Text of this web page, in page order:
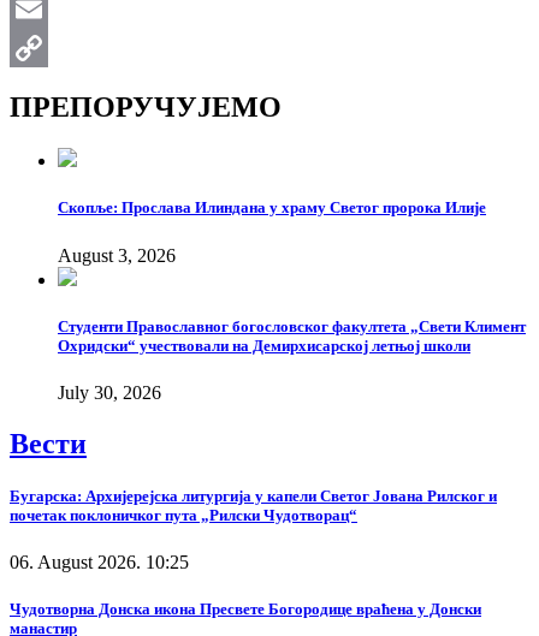
WhatsApp
Email
ПРЕПОРУЧУЈЕМО
Скопље: Прослава Илиндана у храму Светог пророка Илије
August 3, 2026
Студенти Православног богословског факултета „Свети Климент
Охридски“ учествовали на Демирхисарској летњој школи
July 30, 2026
Вести
Бугарска: Архијерејска литургија у капели Светог Јована Рилског и
почетак поклоничког пута „Рилски Чудотворац“
06. August 2026. 10:25
Чудотворна Донска икона Пресвете Богородице враћена у Донски
манастир